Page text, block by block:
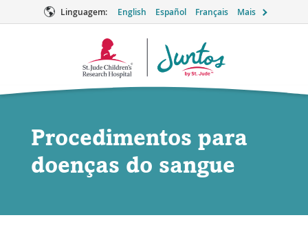
Linguagem: English Español Français Mais
Logotipo
Procedimentos para
doenças do sangue